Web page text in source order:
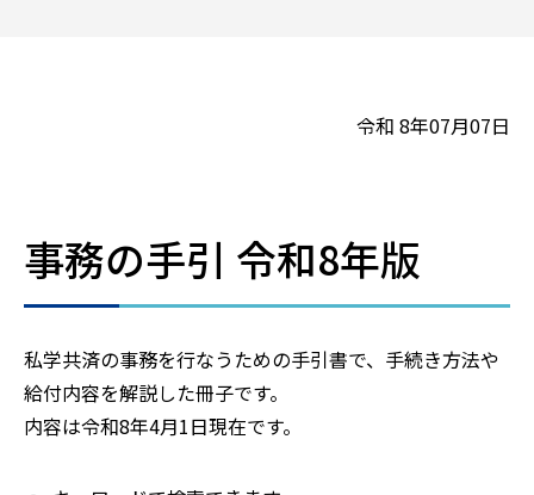
令和 8年07月07日
事務の手引 令和8年版
私学共済の事務を行なうための手引書で、手続き方法や
給付内容を解説した冊子です。
内容は令和8年4月1日現在です。